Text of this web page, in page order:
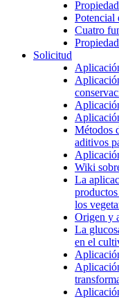
Potencial
Cuatro
Solicitud
Métodos
aditivos
Wiki
La
los
Origen y
La
en el